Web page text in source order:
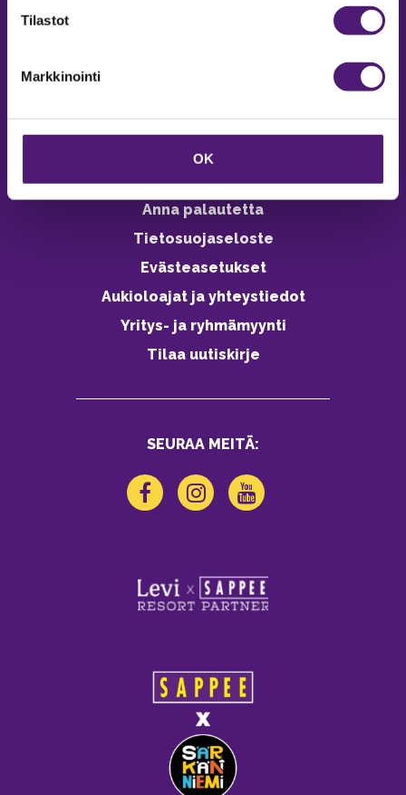
Tilastot
Markkinointi
OK
Vastuullisuus
Ympäristöohjelma
Avoimet työpaikat
Anna palautetta
Tietosuojaseloste
Evästeasetukset
Aukioloajat ja yhteystiedot
Yritys- ja ryhmämyynti
Tilaa uutiskirje
SEURAA MEITÄ: